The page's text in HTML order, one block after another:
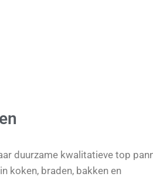
duurzame kwalitatieve top
koken, braden, bakken en